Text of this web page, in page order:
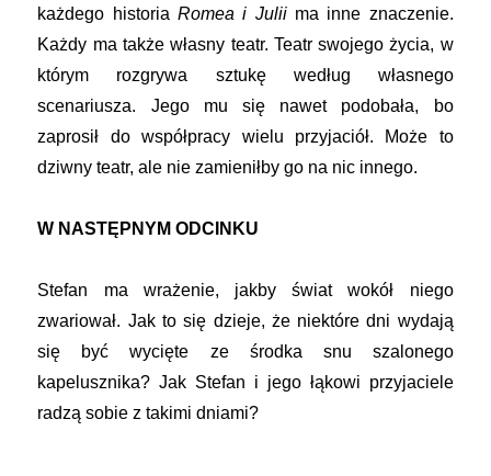
każdego historiaRomea i Juliima inne znaczenie.
Każdy ma także własny teatr. Teatr swojego życia, w
którym rozgrywa sztukę według własnego
scenariusza. Jego mu się nawet podobała, bo
zaprosił do współpracy wielu przyjaciół. Może to
dziwny teatr, ale nie zamieniłby go na nic innego.
W NASTĘPNYM ODCINKU
Stefan ma wrażenie, jakby świat wokół niego
zwariował. Jak to się dzieje, że niektóre dni wydają
się być wycięte ze środka snu szalonego
kapelusznika? Jak Stefan i jego łąkowi przyjaciele
radzą sobie z takimi dniami?